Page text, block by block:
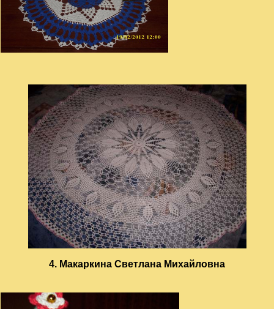
4. Макаркина Светлана Михайловна